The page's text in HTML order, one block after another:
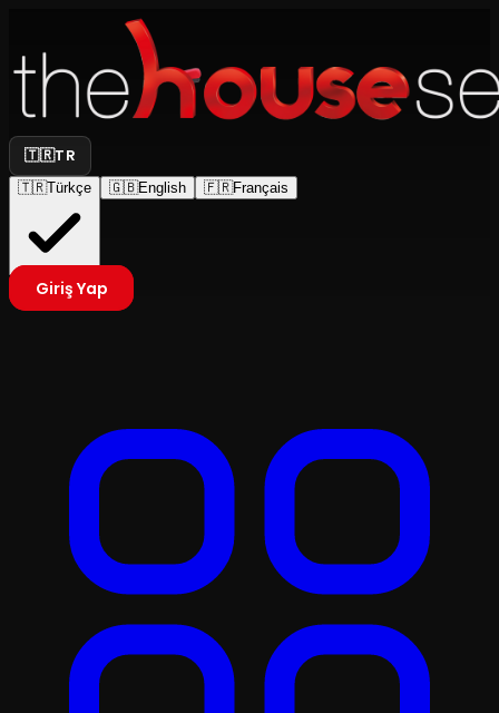
🇹🇷TR
🇹🇷Türkçe 🇬🇧English 🇫🇷Français
Giriş Yap